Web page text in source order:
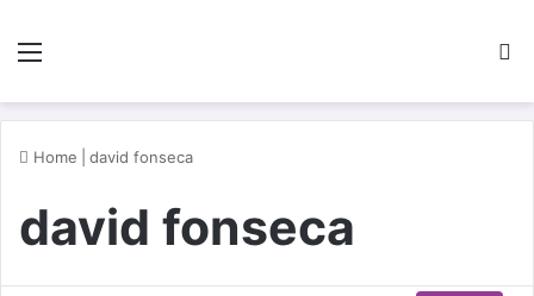
Home david fonseca
david fonseca